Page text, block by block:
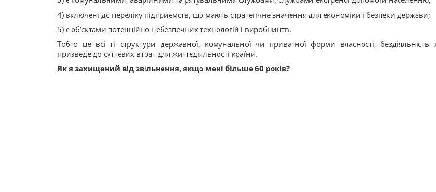
4) включені до переліку підприємств, що мають стратегічне значення для економіки і безпеки держави;
5) є об’єктами потенційно небезпечних технологій і виробництв.
Тобто це всі ті структури державної, комунальної чи приватної форми власності, бездіяльність
призведе до суттєвих втрат для життєдіяльності країни.
Як я захищений від звільнення, якщо мені більше 60 років?